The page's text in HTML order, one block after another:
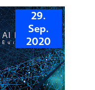
29.
Sep.
2020